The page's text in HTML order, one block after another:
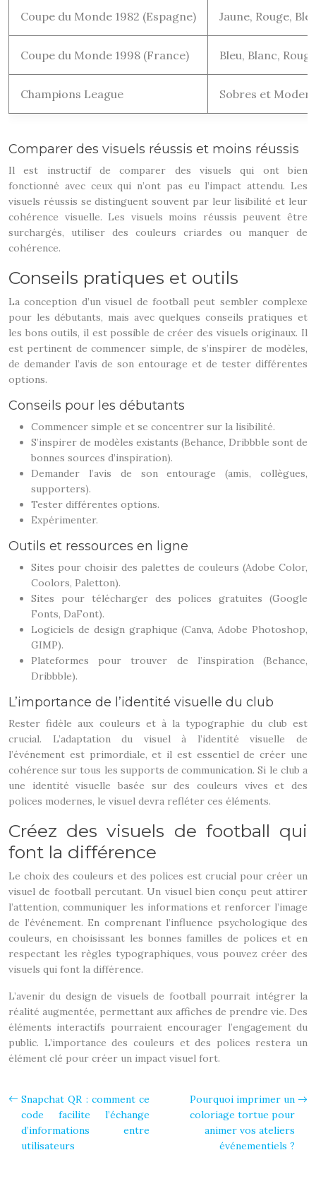
Coupe du Monde 1982 (Espagne) Jaune, Rouge,
Coupe du Monde 1998 (France) Bleu, Blanc, Rouge
Champions League Sobres et
Comparer des visuels réussis et moins réussis
Il est instructif de comparer des visuels qui ont bien
fonctionné avec ceux qui n’ont pas eu l’impact attendu. Les
visuels réussis se distinguent souvent par leur lisibilité et leur
cohérence visuelle. Les visuels moins réussis peuvent être
surchargés, utiliser des couleurs criardes ou manquer de
cohérence.
Conseils pratiques et outils
La conception d’un visuel de football peut sembler complexe
pour les débutants, mais avec quelques conseils pratiques et
les bons outils, il est possible de créer des visuels originaux. Il
est pertinent de commencer simple, de s’inspirer de modèles,
de demander l’avis de son entourage et de tester différentes
options.
Conseils pour les débutants
Commencer simple et se concentrer sur la lisibilité.
S’inspirer de modèles existants (Behance, Dribbble sont de
bonnes sources d’inspiration).
Demander l’avis de son entourage (amis, collègues,
supporters).
Tester différentes options.
Expérimenter.
Outils et ressources en ligne
Sites pour choisir des palettes de couleurs (Adobe Color,
Coolors, Paletton).
Sites pour télécharger des polices gratuites (Google
Fonts, DaFont).
Logiciels de design graphique (Canva, Adobe Photoshop,
GIMP).
Plateformes pour trouver de l’inspiration (Behance,
Dribbble).
L’importance de l’identité visuelle du club
Rester fidèle aux couleurs et à la typographie du club est
crucial. L’adaptation du visuel à l’identité visuelle de
l’événement est primordiale, et il est essentiel de créer une
cohérence sur tous les supports de communication. Si le club a
une identité visuelle basée sur des couleurs vives et des
polices modernes, le visuel devra refléter ces éléments.
Créez des visuels de football qui
font la différence
Le choix des couleurs et des polices est crucial pour créer un
visuel de football percutant. Un visuel bien conçu peut attirer
l’attention, communiquer les informations et renforcer l’image
de l’événement. En comprenant l’influence psychologique des
couleurs, en choisissant les bonnes familles de polices et en
respectant les règles typographiques, vous pouvez créer des
visuels qui font la différence.
L’avenir du design de visuels de football pourrait intégrer la
réalité augmentée, permettant aux affiches de prendre vie. Des
éléments interactifs pourraient encourager l’engagement du
public. L’importance des couleurs et des polices restera un
élément clé pour créer un impact visuel fort.
Snapchat QR : comment ce
code facilite l’échange
d’informations entre
utilisateurs
Pourquoi imprimer un
coloriage tortue pour
animer vos ateliers
événementiels ?